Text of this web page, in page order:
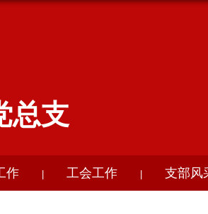
总支
作 工会工作 支部风